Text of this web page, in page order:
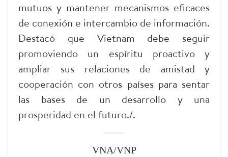
mutuos y mantener mecanismos eficaces
de conexión e intercambio de información.
Destacó que Vietnam debe seguir
promoviendo un espíritu proactivo y
ampliar sus relaciones de amistad y
cooperación con otros países para sentar
las bases de un desarrollo y una
prosperidad en el futuro./.
VNA/VNP